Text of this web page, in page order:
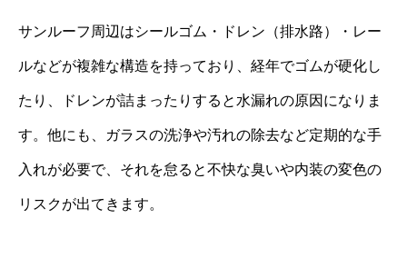
サンルーフ周辺はシールゴム・ドレン（排水路）・レー
ルなどが複雑な構造を持っており、経年でゴムが硬化し
たり、ドレンが詰まったりすると水漏れの原因になりま
す。他にも、ガラスの洗浄や汚れの除去など定期的な手
入れが必要で、それを怠ると不快な臭いや内装の変色の
リスクが出てきます。